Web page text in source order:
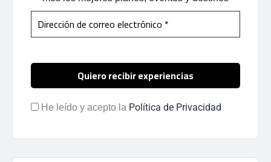
He leído y acepto la Política de Privacidad